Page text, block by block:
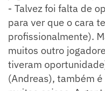
- Talvez foi falta de
para ver que o cara
profissionalmente).
muitos outro
tiveram
(Andreas), também